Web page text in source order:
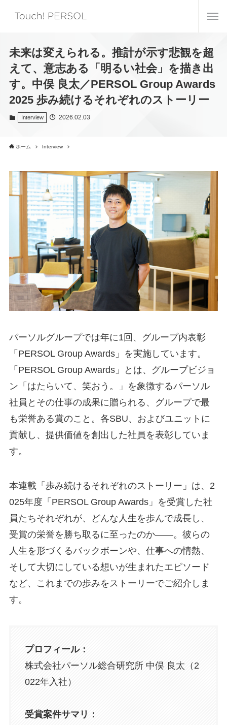
未来は変えられる。推計が示す悲観を超
えて、意志ある「明るい社会」を描き出
す。中俣 良太／PERSOL Group Awards
2025 歩み続けるそれぞれのストーリー
Interview 2026.02.03
ホーム Interview
パーソルグループでは年に1回、グループ内表彰
「PERSOL Group Awards」を実施しています。
「PERSOL Group Awards」とは、グループビジョ
ン「はたらいて、笑おう。」を象徴するパーソル
社員とその仕事の成果に贈られる、グループで最
も栄誉ある賞のこと。各SBU、およびユニットに
貢献し、提供価値を創出した社員を表彰していま
す。
本連載「歩み続けるそれぞれのストーリー」は、2
025年度「PERSOL Group Awards」を受賞した社
員たちそれぞれが、どんな人生を歩んで成長し、
受賞の栄誉を勝ち取るに至ったのか——。彼らの
人生を形づくるバックボーンや、仕事への情熱、
そして大切にしている想いが生まれたエピソード
など、これまでの歩みをストーリーでご紹介しま
す。
プロフィール：
株式会社パーソル総合研究所 中俣 良太（2
022年入社）
受賞案件サマリ：